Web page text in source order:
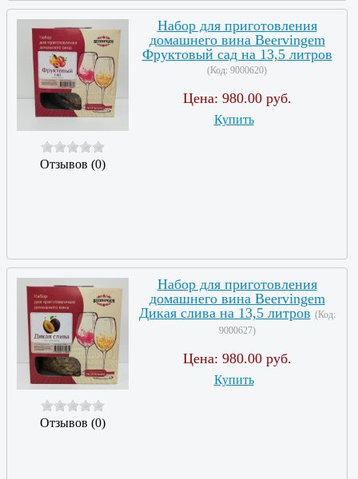
Отзывов (0)
Набор для приготовления
домашнего вина Beervingem
Фруктовый сад на 13,5 литров
(Код: 9000620)
Цена: 980.00 руб.
Купить
Отзывов (0)
Набор для приготовления
домашнего вина Beervingem
Дикая слива на 13,5 литров (Код:
9000627)
Цена: 980.00 руб.
Купить